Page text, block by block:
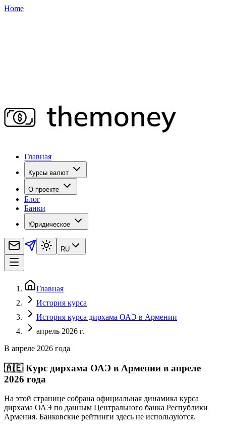
Home
Главная
Курсы валют
О проекте
Блог
Банки
Юридическое
RU
Главная
История курса
История курса дирхама ОАЭ в Армении
апрель 2026 г.
В апреле 2026 года
🇦🇪 Курс дирхама ОАЭ в Армении в апреле
2026 года
На этой странице собрана официальная динамика курса
дирхама ОАЭ по данным Центрального банка Республики
Армения. Банковские рейтинги здесь не используются.